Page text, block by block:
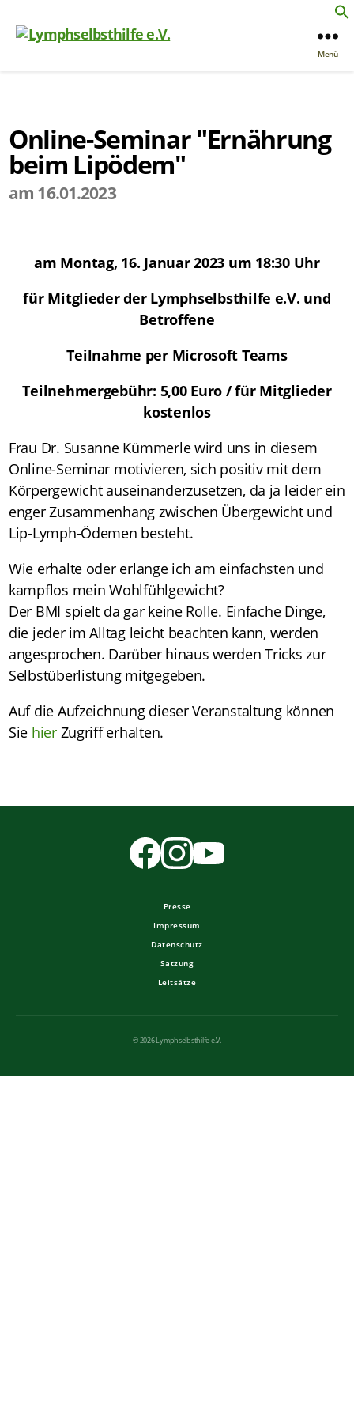
Menü
Online-Seminar "Ernährung
beim Lipödem"
am 16.01.2023
am Montag, 16. Januar 2023 um 18:30 Uhr
für Mitglieder der Lymphselbsthilfe e.V. und
Betroffene
Teilnahme per Microsoft Teams
Teilnehmergebühr: 5,00 Euro / für Mitglieder
kostenlos
Frau Dr. Susanne Kümmerle wird uns in diesem
Online-Seminar motivieren, sich positiv mit dem
Körpergewicht auseinanderzusetzen, da ja leider ein
enger Zusammenhang zwischen Übergewicht und
Lip-Lymph-Ödemen besteht.
Wie erhalte oder erlange ich am einfachsten und
kampflos mein Wohlfühlgewicht?
Der BMI spielt da gar keine Rolle. Einfache Dinge,
die jeder im Alltag leicht beachten kann, werden
angesprochen. Darüber hinaus werden Tricks zur
Selbstüberlistung mitgegeben.
Auf die Aufzeichnung dieser Veranstaltung können
Sie hierZugriff erhalten.
Presse
Impressum
Datenschutz
Satzung
Leitsätze
© 2026 Lymphselbsthilfe e.V.